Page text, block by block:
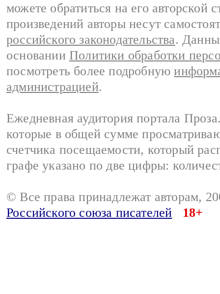
можете обратиться на его авторской
произведений авторы несут
российского законодательства.
основании Политики обработки
посмотреть более подробную
администрацией.
Ежедневная аудитория портала
которые в общей сумме
счетчика посещаемости, который
графе указано по две цифры:
© Все права принадлежат авторам,
Российского союза писателей
18+